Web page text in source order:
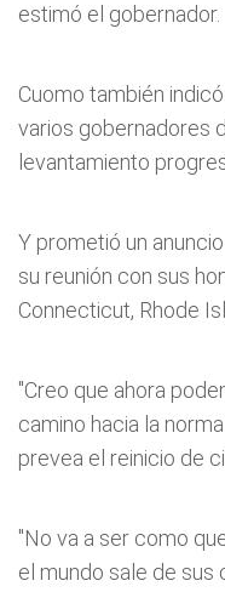
estimó el gobernador.
Cuomo también
varios gobernadores
levantamiento
Y prometió un
su reunión con sus
Connecticut, Rhode
"Creo que ahora
camino hacia la
prevea el reinicio de
"No va a ser como
el mundo sale de sus